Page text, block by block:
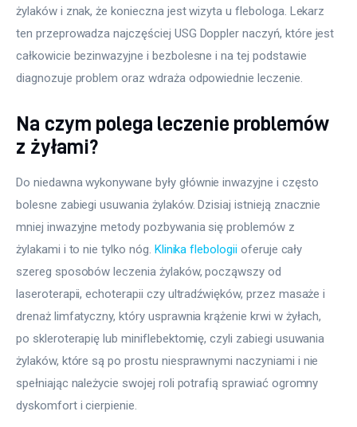
żylaków i znak, że konieczna jest wizyta u flebologa. Lekarz
ten przeprowadza najczęściej USG Doppler naczyń, które jest
całkowicie bezinwazyjne i bezbolesne i na tej podstawie
diagnozuje problem oraz wdraża odpowiednie leczenie.
Na czym polega leczenie problemów
z żyłami?
Do niedawna wykonywane były głównie inwazyjne i często
bolesne zabiegi usuwania żylaków. Dzisiaj istnieją znacznie
mniej inwazyjne metody pozbywania się problemów z
żylakami i to nie tylko nóg. Klinika flebologii oferuje cały
szereg sposobów leczenia żylaków, począwszy od
laseroterapii, echoterapii czy ultradźwięków, przez masaże i
drenaż limfatyczny, który usprawnia krążenie krwi w żyłach,
po skleroterapię lub miniflebektomię, czyli zabiegi usuwania
żylaków, które są po prostu niesprawnymi naczyniami i nie
spełniając należycie swojej roli potrafią sprawiać ogromny
dyskomfort i cierpienie.